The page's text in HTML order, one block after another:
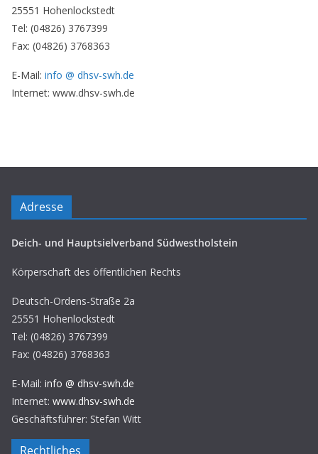
25551 Hohenlockstedt
Tel: (04826) 3767399
Fax: (04826) 3768363
E-Mail: info @ dhsv-swh.de
Internet: www.dhsv-swh.de
Adresse
Deich- und Hauptsielverband Südwestholstein
Körperschaft des öffentlichen Rechts
Deutsch-Ordens-Straße 2a
25551 Hohenlockstedt
Tel: (04826) 3767399
Fax: (04826) 3768363
E-Mail: info @ dhsv-swh.de
Internet: www.dhsv-swh.de
Geschäftsführer: Stefan Witt
Rechtliches